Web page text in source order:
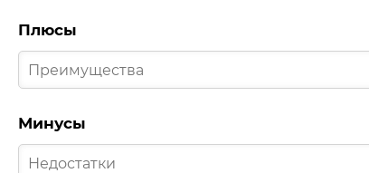
Плюсы
Минусы